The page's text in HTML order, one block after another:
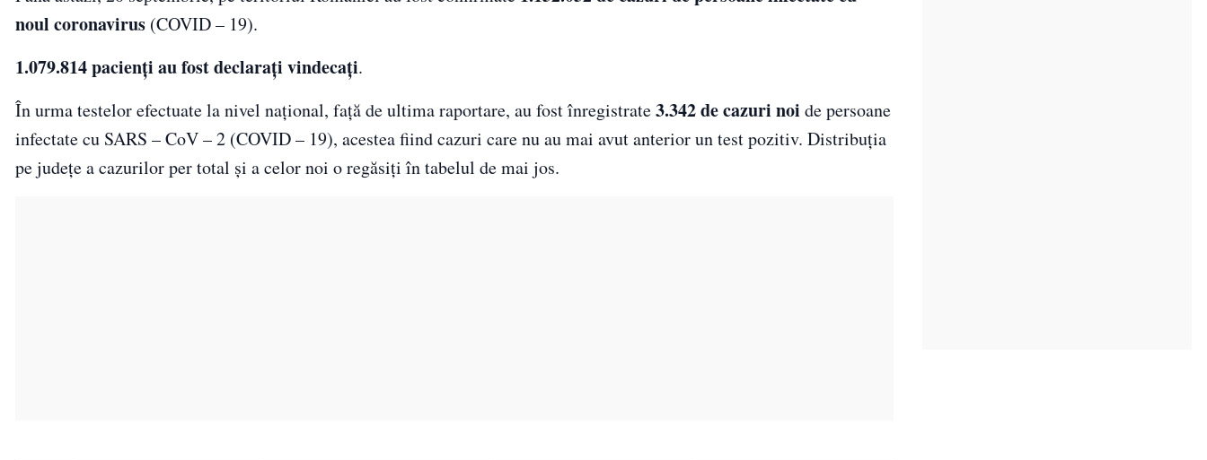
noul coronavirus (COVID – 19).
1.079.814 pacienți au fost declarați vindecați.
În urma testelor efectuate la nivel național, față de ultima raportare, au fost înregistrate3.342 de cazuri noi de persoane
infectate cu SARS – CoV – 2 (COVID – 19), acestea fiind cazuri care nu au mai avut anterior un test pozitiv. Distribuția
pe județe a cazurilor per total și a celor noi o regăsiți în tabelul de mai jos.